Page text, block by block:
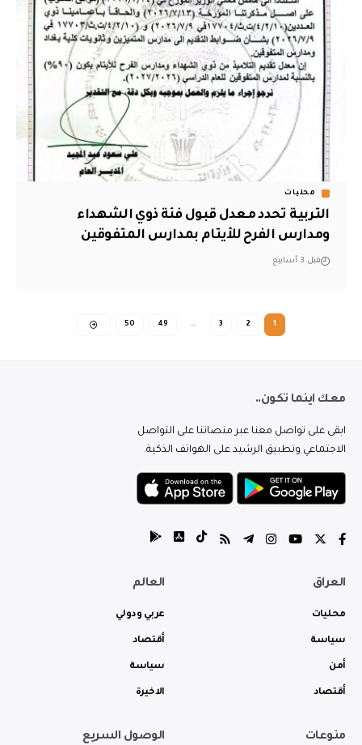
محليات
التربية تحدد معدل قبول فئة ذوي الشهداء
ومدارس الفرح للأيتام بمدارس المتفوقين
قبل 3 أسابيع
1
2
3
…
49
50
معك اينما تكون..
ابقى على تواصل معنا عبر منصاتنا على التواصل
الاجتماعي وتطبيق الرشيد على الهواتف الذكية.
العراق
محليات
سياسة
أمن
أقتصاد
العالم
عربي ودولي
أقتصاد
سياسة
الاخيرة
منوعات الوصول السريع